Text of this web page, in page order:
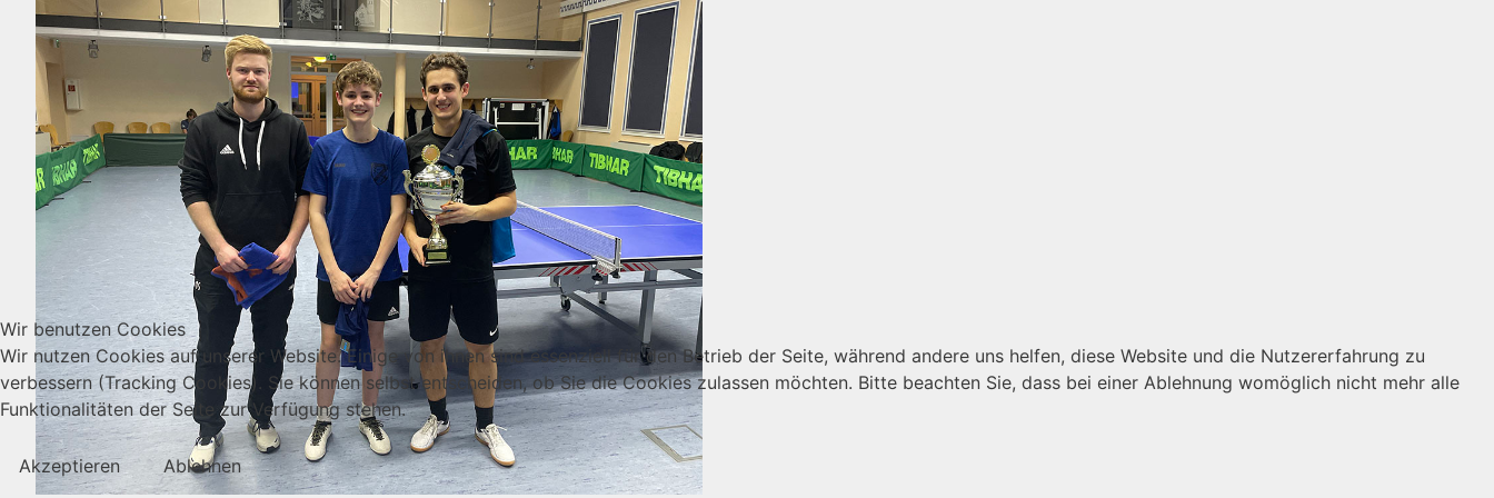
Wir benutzen Cookies
Wir nutzen Cookies auf unserer Website. Einige von ihnen sind essenziell für den Betrieb der Seite, während andere uns helfen, diese Website und die Nutzererfahrung zu
verbessern (Tracking Cookies). Sie können selbst entscheiden, ob Sie die Cookies zulassen möchten. Bitte beachten Sie, dass bei einer Ablehnung womöglich nicht mehr alle
Funktionalitäten der Seite zur Verfügung stehen.
Akzeptieren Ablehnen